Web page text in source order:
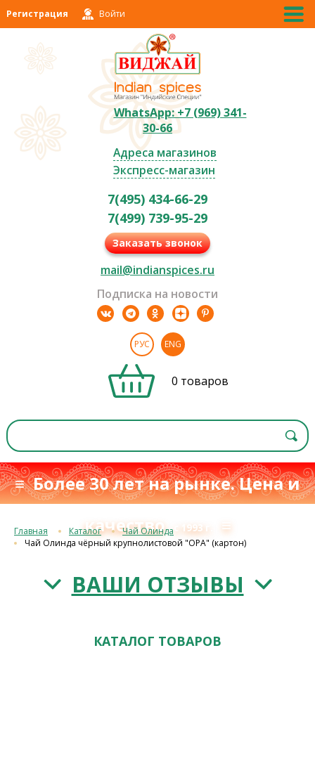
Регистрация Войти
WhatsApp: +7 (969) 341-
30-66
Адреса магазинов
Экспресс-магазин
7(495) 434-66-29
7(499) 739-95-29
Заказать звонок
mail@indianspices.ru
Подписка на новости
РУС ENG
0 товаров
≡ Более 30 лет на рынке. Цена и
качество с 1993 г. ≡
Главная Каталог
Чай Олинда
Чай Олинда чёрный крупнолистовой "ОРА" (картон)
ВАШИ ОТЗЫВЫ
КАТАЛОГ ТОВАРОВ